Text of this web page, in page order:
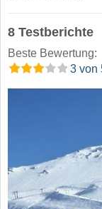
8 Testberichte
Beste Bewertung:
3 von